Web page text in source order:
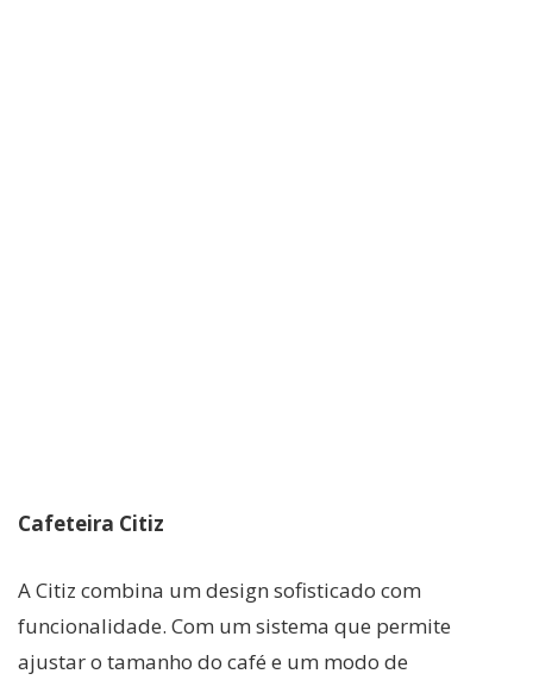
Cafeteira Citiz
A Citiz combina um design sofisticado com
funcionalidade. Com um sistema que permite
ajustar o tamanho do café e um modo de